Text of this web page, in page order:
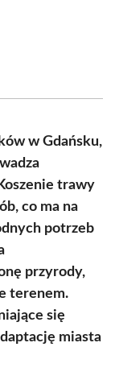
w Gdańsku,
trawy
co ma na
potrzeb
przyrody,
terenem.
się
miasta